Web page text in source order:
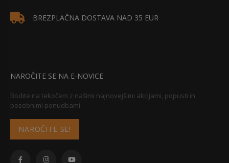
BREZPLAČNA DOSTAVA NAD 35 EUR
NAROČITE SE NA E-NOVICE
Bodite na tekočem z našimi najnovejšimi akcijami, popusti in
posebnimi ponudbami.
NAROČITE SE!